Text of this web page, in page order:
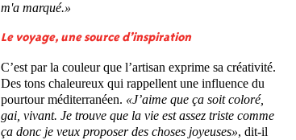
m'a marqué.»
Le voyage, une source d’inspiration
C’est par la couleur que l’artisan exprime sa créativité.
Des tons chaleureux qui rappellent une influence du
pourtour méditerranéen. «J’aime que ça soit coloré,
gai, vivant. Je trouve que la vie est assez triste comme
ça donc je veux proposer des choses joyeuses», dit-il